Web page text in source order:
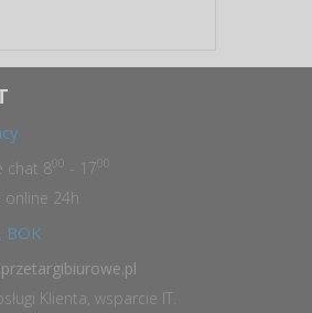
chat 8 - 17
online 24h
BOK
Klienta, wsparcie IT.